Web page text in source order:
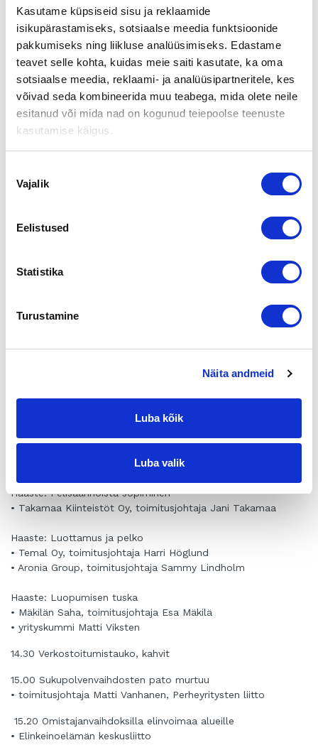
Kasutame küpsiseid sisu ja reklaamide
isikupärastamiseks, sotsiaalse meedia funktsioonide
pakkumiseks ning liikluse analüüsimiseks. Edastame
teavet selle kohta, kuidas meie saiti kasutate, ka oma
sotsiaalse meedia, reklaami- ja analüüsipartneritele, kes
võivad seda kombineerida muu teabega, mida olete neile
esitanud või mida nad on kogunud teiepoolse teenuste
kasutamise käigus.
valik
Vajalik
Eelistused
Statistika
Turustamine
Näita andmeid
Luba kõik
Luba valik
Tilaisuuden kantavana teemana on kohtaaminen — ostajan ja
myyjän välillä sekä luopujan ja jatkajan välillä. Tilaisuudessa
julkistetaan myös omistajanvaihdosteemaa valottava uusi
tutkimus sekä palkitaan Vuoden omistajanvaihdosasiantuntija
2014.
ILMOITTAUTUMINEN ON PÄÄTTYNYT
Ilmoittautuminen päättyy 31.10.2014. Tilaisuus on maksuton.
Ohjelma
09.30 Ilmoittautuminen ja kahvit
• kansliapäällikkö Erkki Virtanen,työ- ja elinkeinoministeriö
• professori Iiro Jussila, Lappeenrannan teknillinen yliopisto
11.45 Vuoden 2014 omistajanvaidosasiantuntijan
12.00 Lounas
13.00 Omistajanvaihdosten haasteet
Haaste: Pelisäännöistä sopiminen
• Takamaa Kiinteistöt Oy, toimitusjohtaja Jani Takamaa
Haaste: Luottamus ja pelko
• Temal Oy, toimitusjohtaja Harri Höglund
• Aronia Group, toimitusjohtaja Sammy Lindholm
Haaste: Luopumisen tuska
• Mäkilän Saha, toimitusjohtaja Esa Mäkilä
• yrityskummi Matti Viksten
14.30 Verkostoitumistauko, kahvit
15.00 Sukupolvenvaihdosten pato murtuu
• toimitusjohtaja Matti Vanhanen, Perheyritysten liitto
15.20 Omistajanvaihdoksilla elinvoimaa alueille
• Elinkeinoelämän keskusliitto